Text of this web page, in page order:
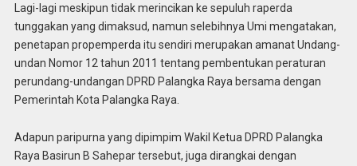
Lagi-lagi meskipun tidak merincikan ke sepuluh raperda
tunggakan yang dimaksud, namun selebihnya Umi mengatakan,
penetapan propemperda itu sendiri merupakan amanat Undang-
undan Nomor 12 tahun 2011 tentang pembentukan peraturan
perundang-undangan DPRD Palangka Raya bersama dengan
Pemerintah Kota Palangka Raya.
Adapun paripurna yang dipimpim Wakil Ketua DPRD Palangka
Raya Basirun B Sahepar tersebut, juga dirangkai dengan